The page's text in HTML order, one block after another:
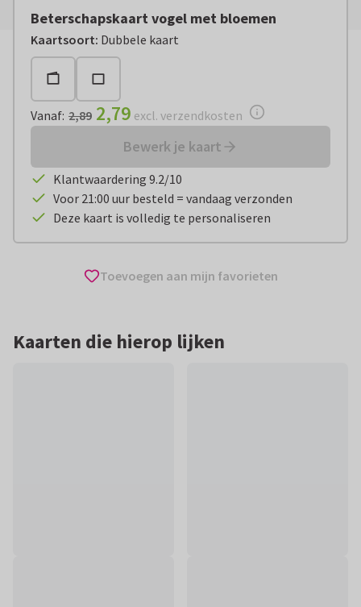
Beterschapskaart vogel met bloemen
Kaartsoort: Dubbele kaart
Vanaf:€ 2,79 excl. verzendkosten
Vanaf: 2,89 2,79 excl. verzendkosten
Bewerk je kaart
Klantwaardering 9.2/10
Voor 21:00 uur besteld = vandaag verzonden
Deze kaart is volledig te personaliseren
Toevoegen aan mijn favorieten
Kaarten die hierop lijken